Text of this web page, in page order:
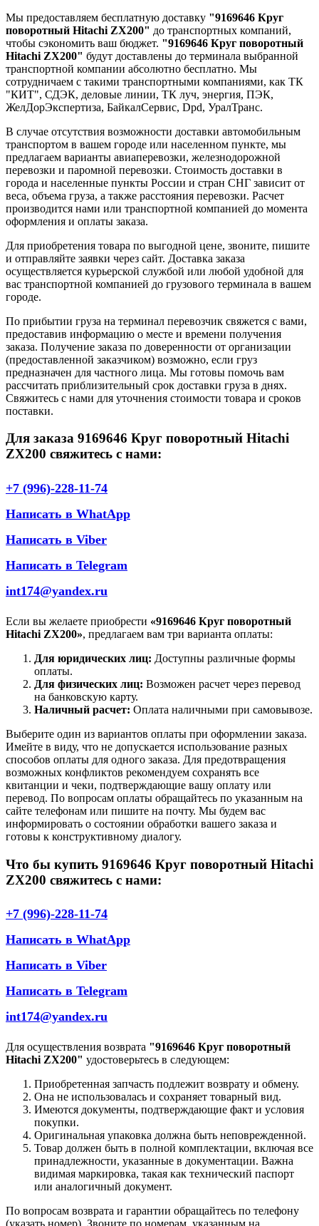
Мы предоставляем бесплатную доставку "9169646 Круг
поворотный Hitachi ZX200" до транспортных компаний,
чтобы сэкономить ваш бюджет. "9169646 Круг поворотный
Hitachi ZX200" будут доставлены до терминала выбранной
транспортной компании абсолютно бесплатно. Мы
сотрудничаем с такими транспортными компаниями, как ТК
"КИТ", СДЭК, деловые линии, ТК луч, энергия, ПЭК,
ЖелДорЭкспертиза, БайкалСервис, Dpd, УралТранс.
В случае отсутствия возможности доставки автомобильным
транспортом в вашем городе или населенном пункте, мы
предлагаем варианты авиаперевозки, железнодорожной
перевозки и паромной перевозки. Стоимость доставки в
города и населенные пункты России и стран СНГ зависит от
веса, объема груза, а также расстояния перевозки. Расчет
производится нами или транспортной компанией до момента
оформления и оплаты заказа.
Для приобретения товара по выгодной цене, звоните, пишите
и отправляйте заявки через сайт. Доставка заказа
осуществляется курьерской службой или любой удобной для
вас транспортной компанией до грузового терминала в вашем
городе.
По прибытии груза на терминал перевозчик свяжется с вами,
предоставив информацию о месте и времени получения
заказа. Получение заказа по доверенности от организации
(предоставленной заказчиком) возможно, если груз
предназначен для частного лица. Мы готовы помочь вам
рассчитать приблизительный срок доставки груза в днях.
Свяжитесь с нами для уточнения стоимости товара и сроков
поставки.
Для заказа 9169646 Круг поворотный Hitachi
ZX200 свяжитесь с нами:
+7 (996)-228-11-74
Написать в WhatApp
Написать в Viber
Написать в Telegram
int174@yandex.ru
Если вы желаете приобрести «9169646 Круг поворотный
Hitachi ZX200», предлагаем вам три варианта оплаты:
Для юридических лиц: Доступны различные формы
оплаты.
Для физических лиц: Возможен расчет через перевод
на банковскую карту.
Наличный расчет: Оплата наличными при самовывозе.
Выберите один из вариантов оплаты при оформлении заказа.
Имейте в виду, что не допускается использование разных
способов оплаты для одного заказа. Для предотвращения
возможных конфликтов рекомендуем сохранять все
квитанции и чеки, подтверждающие вашу оплату или
перевод. По вопросам оплаты обращайтесь по указанным на
сайте телефонам или пишите на почту. Мы будем вас
информировать о состоянии обработки вашего заказа и
готовы к конструктивному диалогу.
Что бы купить 9169646 Круг поворотный Hitachi
ZX200 свяжитесь с нами:
+7 (996)-228-11-74
Написать в WhatApp
Написать в Viber
Написать в Telegram
int174@yandex.ru
Для осуществления возврата "9169646 Круг поворотный
Hitachi ZX200" удостоверьтесь в следующем:
Приобретенная запчасть подлежит возврату и обмену.
Она не использовалась и сохраняет товарный вид.
Имеются документы, подтверждающие факт и условия
покупки.
Оригинальная упаковка должна быть неповрежденной.
Товар должен быть в полной комплектации, включая все
принадлежности, указанные в документации. Важна
видимая маркировка, такая как технический паспорт
или аналогичный документ.
По вопросам возврата и гарантии обращайтесь по телефону